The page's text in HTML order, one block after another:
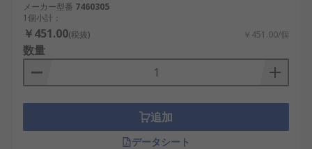
メーカー型番 7460305
1個小計：
￥451.00(税抜) ￥451.00/個
数量
追加
データシート